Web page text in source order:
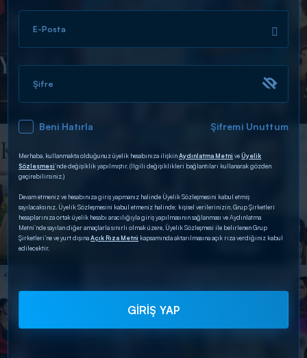
ARAMA SONUÇLARI
DİĞER SONUÇLAR
E-Posta
Şifre
Beni Hatırla Şifremi Unuttum
Merhaba, kullanmakta olduğunuz üyelik hesabınıza ilişkinAydınlatma Metni veÜyelik
Sözleşmesi’nde değişiklik yapılmıştır. (İlgili değişiklikleri bağlantıları kullanarak gözden
geçirebilirsiniz.)
Devam etmeniz ve hesabınıza giriş yapmanız halinde Üyelik Sözleşmesini kabul etmiş
sayılacaksınız. Üyelik Sözleşmesini kabul etmeniz halinde; kişisel verilerinizin, Grup Şirketleri
hesaplarınıza ortak üyelik hesabı aracılığıyla giriş yapılmasının sağlanması ve Aydınlatma
Metni’nde sayılan diğer amaçlarla sınırlı olmak üzere, Üyelik Sözleşmesi ile belirlenen Grup
Şirketleri’ne ve yurt dışınaAçık Rıza Metni kapsamında aktarılmasına açık rıza verdiğiniz kabul
edilecektir.
GİRİŞ YAP